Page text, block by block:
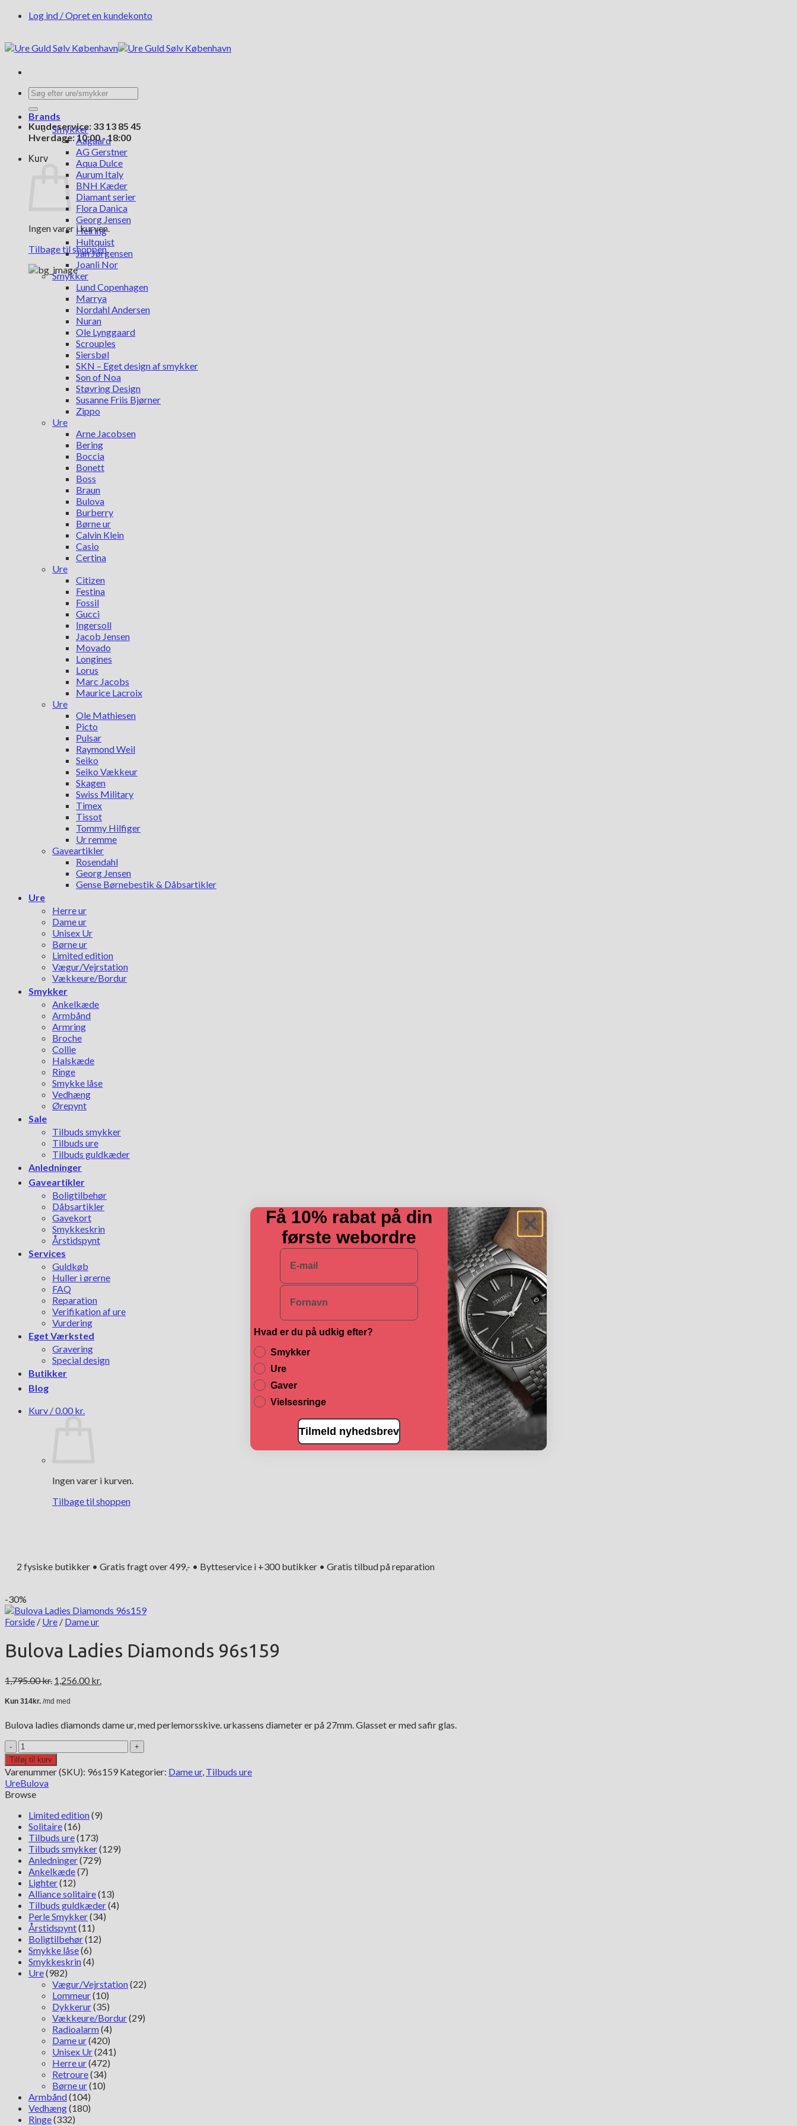
FortsætLog ind / Opret en kundekonto
Søg
efter:
Kundeservice: 33 13 85 45
Hverdage: 10:00 - 18:00
Kurv
Ingen varer i kurven.
Tilbage til shoppen
Brands
Smykker
Aagaard
AG Gerstner
Aqua Dulce
Aurum Italy
BNH Kæder
Diamant serier
Flora Danica
Georg Jensen
Heiring
Hultquist
Jan Jørgensen
Joanli Nor
Smykker
Lund Copenhagen
Marrya
Nordahl Andersen
Nuran
Ole Lynggaard
Scrouples
Siersbøl
SKN – Eget design af smykker
Son of Noa
Støvring Design
Susanne Friis Bjørner
Zippo
Ure
Arne Jacobsen
Bering
Boccia
Bonett
Boss
Braun
Bulova
Burberry
Børne ur
Calvin Klein
Casio
Certina
Ure
Citizen
Festina
Fossil
Gucci
Ingersoll
Jacob Jensen
Movado
Longines
Lorus
Marc Jacobs
Maurice Lacroix
Ure
Ole Mathiesen
Picto
Pulsar
Raymond Weil
Seiko
Seiko Vækkeur
Skagen
Swiss Military
Timex
Tissot
Tommy Hilfiger
Ur remme
Gaveartikler
Rosendahl
Georg Jensen
Gense Børnebestik & Dåbsartikler
Ure
Herre ur
Dame ur
Unisex Ur
Børne ur
Limited edition
Vægur/Vejrstation
Vækkeure/Bordur
Smykker
Ankelkæde
Armbånd
Armring
Broche
Collie
Halskæde
Ringe
Smykke låse
Vedhæng
Ørepynt
Sale
Tilbuds smykker
Tilbuds ure
Tilbuds guldkæder
Anledninger
Gaveartikler
Boligtilbehør
Dåbsartikler
Gavekort
Smykkeskrin
Årstidspynt
Services
Guldkøb
Huller i ørerne
FAQ
Reparation
Verifikation af ure
Vurdering
Eget Værksted
Gravering
Special design
Butikker
Blog
Kurv /0.00 kr.
Ingen varer i kurven.
Tilbage til shoppen
2 fysiske butikker • Gratis fragt over 499,- • Bytteservice i +300 butikker • Gratis tilbud på reparation
-30%
Forside / Ure / Dame ur
Bulova Ladies Diamonds 96s159
1,795.00kr. Den
pris
1,795.00 kr..
1,256.00 kr.
1,256.00 kr..
Bulova ladies diamonds dame ur, med perlemorsskive. urkassens diameter er på 27mm. Glasset er med safir glas.
Bulova
Ladies
Diamonds
96s159
antal
Tilføj til kurv
Varenummer (SKU): 96s159 Kategorier: Dame ur, Tilbuds ure
UreBulova
Browse
Limited edition(9)
Solitaire(16)
Tilbuds ure(173)
Tilbuds smykker(129)
Anledninger(729)
Ankelkæde(7)
Lighter(12)
Alliance solitaire(13)
Tilbuds guldkæder(4)
Perle Smykker(34)
Årstidspynt(11)
Boligtilbehør(12)
Smykke låse(6)
Smykkeskrin(4)
Ure(982)
Vægur/Vejrstation(22)
Lommeur(10)
Dykkerur(35)
Vækkeure/Bordur(29)
Radioalarm(4)
Dame ur(420)
Unisex Ur(241)
Herre ur(472)
Retroure(34)
Børne ur(10)
Armbånd(104)
Vedhæng(180)
Ringe(332)
Få 10% rabat på din
første webordre
E-mail
Navn
Hvad er du på udkig efter?
Smykker
Ure
Gaver
Vielsesringe
Tilmeld nyhedsbrev